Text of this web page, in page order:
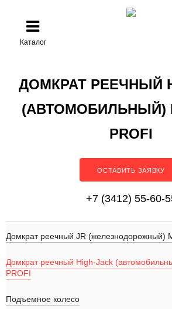
Каталог
ДОМКРАТ РЕЕЧНЫЙ
(АВТОМОБИЛЬНЫЙ)
PROFI
ОСТАВИТЬ ЗАЯВКУ
+7 (3412) 55-60-
Домкрат реечный JR (железнодорожный)
Домкрат реечный High-Jack
PROFI
Подъемное колесо